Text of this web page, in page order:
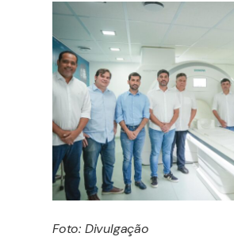
Foto: Divulgação